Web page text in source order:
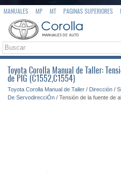
MANUALES MP MT PAGINAS SUPERIORES
Toyota Corolla Manual de Taller:
de PIG (C1552,C1554)
Toyota Corolla Manual de Taller / Dirección /
De ServodirecciÓn / Tensión de la fuente de